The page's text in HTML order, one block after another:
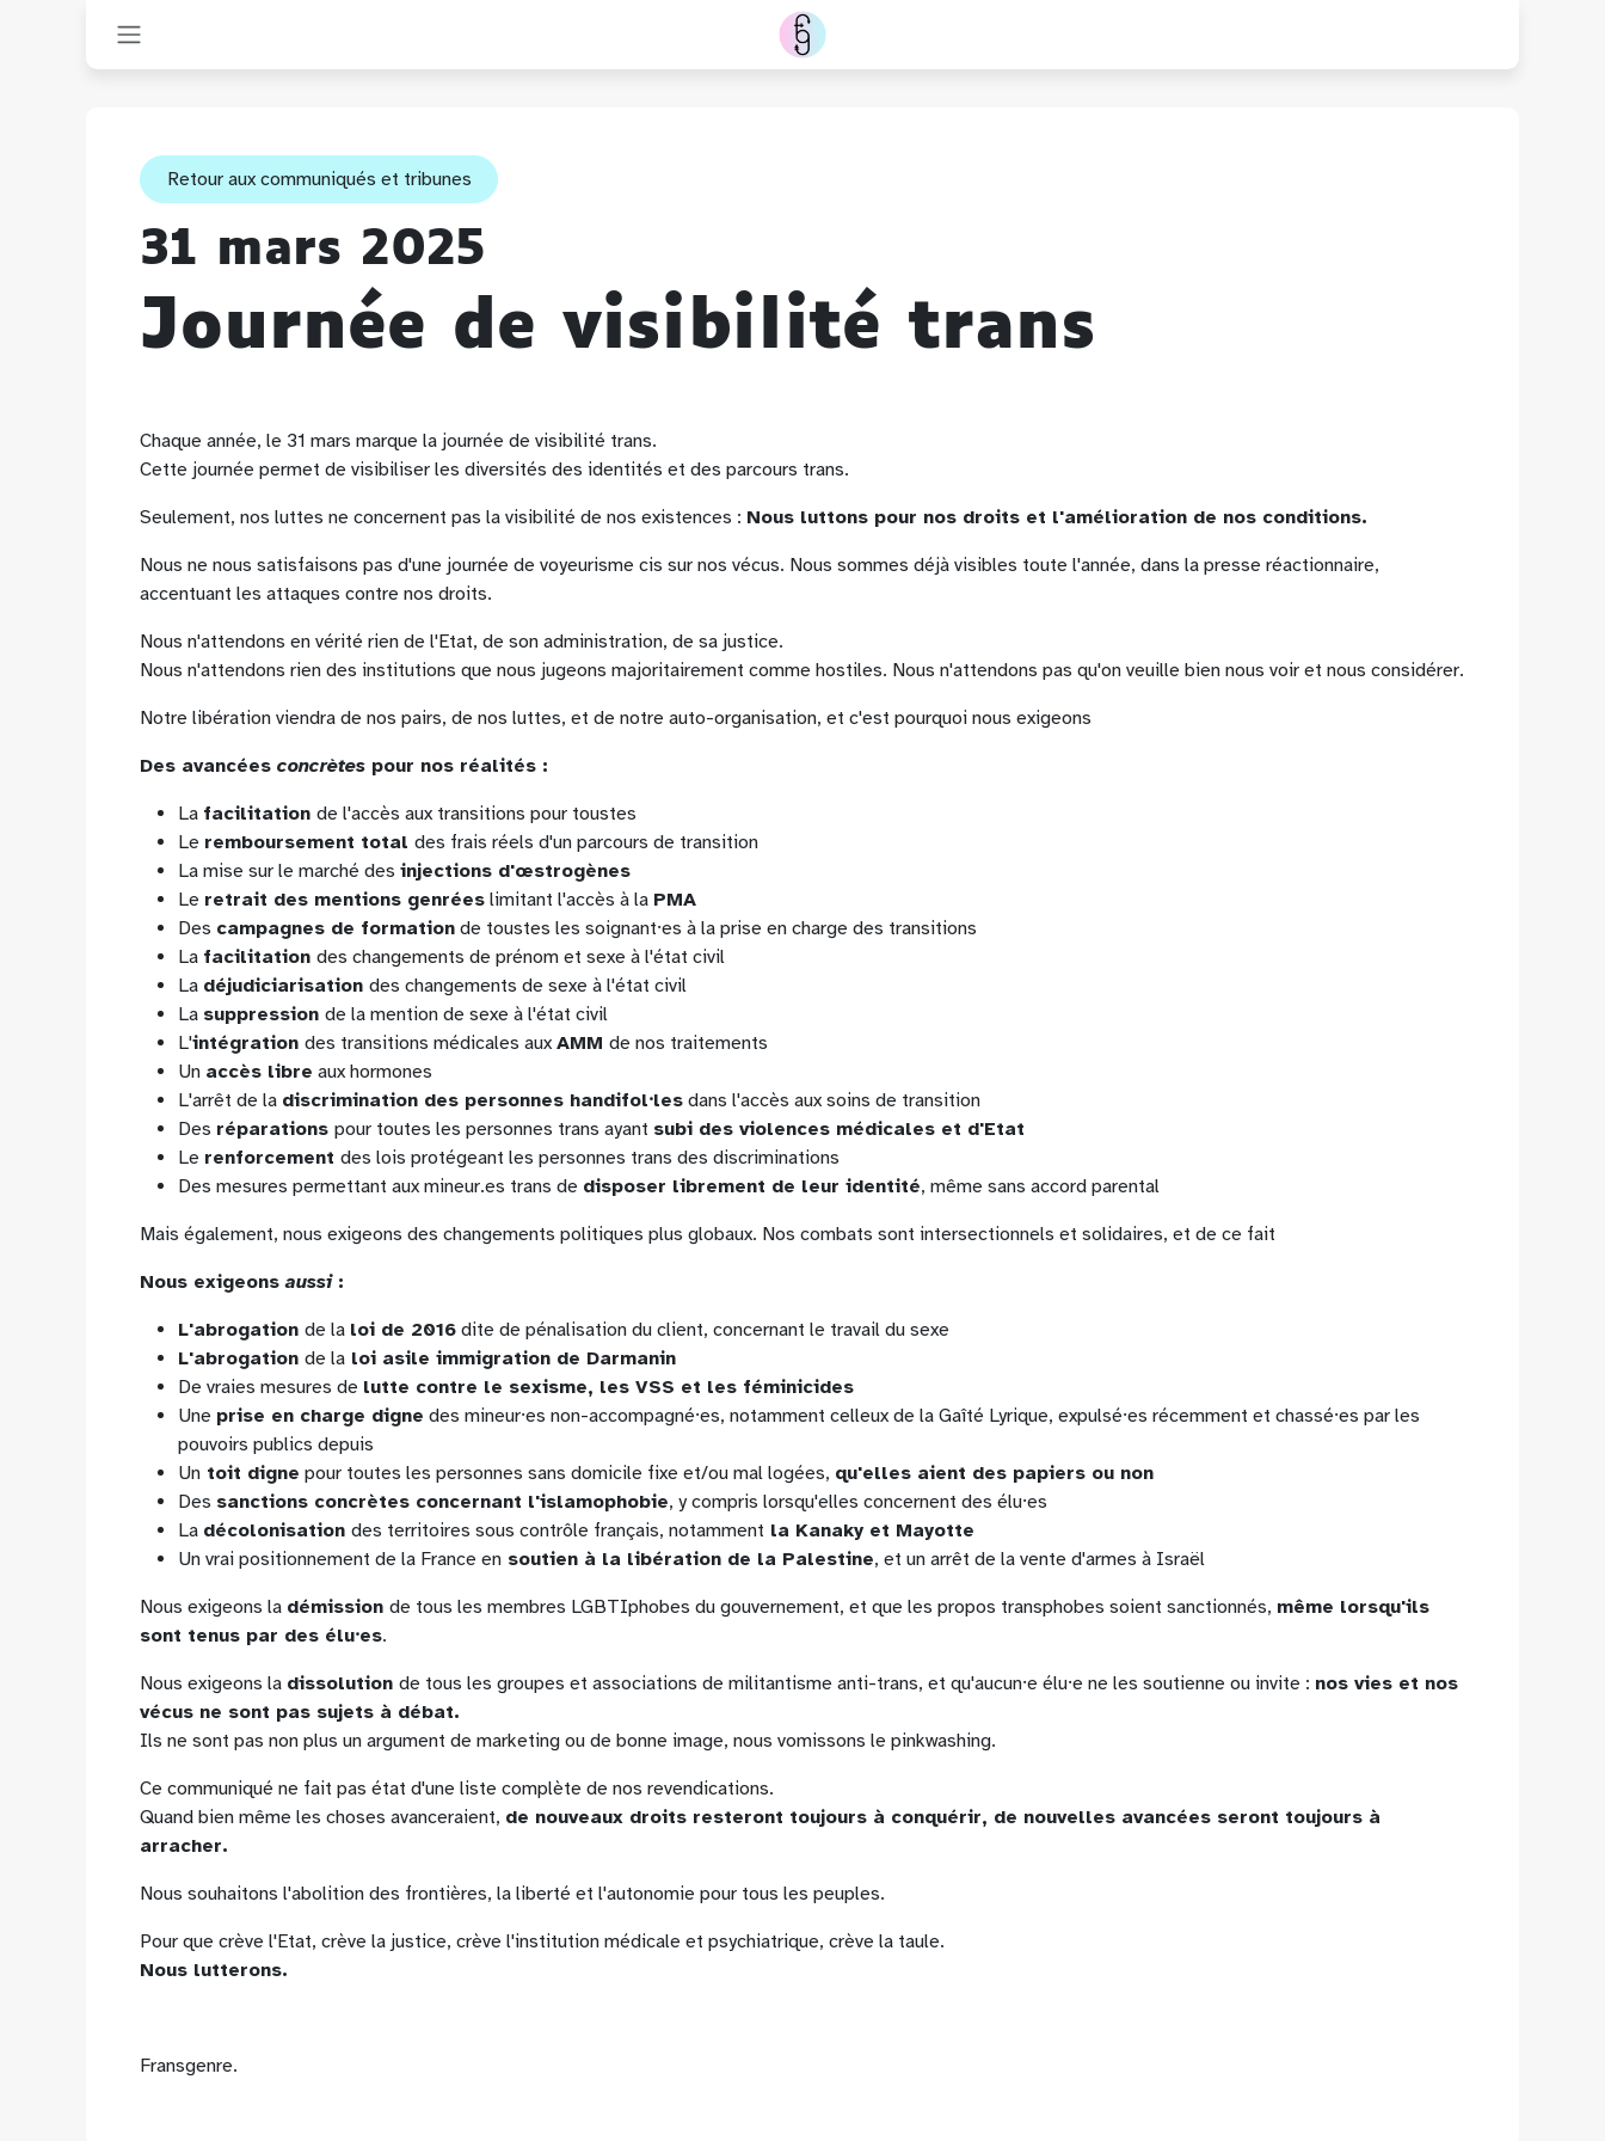
Retour aux communiqués et tribunes
31 mars 2025
Journée de visibilité trans
Chaque année, le 31 mars marque la journée de visibilité trans.
Cette journée permet de visibiliser les diversités des identités et des parcours trans.
Seulement, nos luttes ne concernent pas la visibilité de nos existences : Nous luttons pour nos droits et l'amélioration de nos conditions.
Nous ne nous satisfaisons pas d'une journée de voyeurisme cis sur nos vécus. Nous sommes déjà visibles toute l'année, dans la presse réactionnaire,
accentuant les attaques contre nos droits.
Nous n'attendons en vérité rien de l'Etat, de son administration, de sa justice.
Nous n'attendons rien des institutions que nous jugeons majoritairement comme hostiles. Nous n'attendons pas qu'on veuille bien nous voir et nous considérer.
Notre libération viendra de nos pairs, de nos luttes, et de notre auto-organisation, et c'est pourquoi nous exigeons
Des avancées concrètes pour nos réalités :
La facilitation de l'accès aux transitions pour toustes
Le remboursement total des frais réels d'un parcours de transition
La mise sur le marché des injections d'œstrogènes
Le retrait des mentions genrées limitant l'accès à la PMA
Des campagnes de formation de toustes les soignant⸱es à la prise en charge des transitions
La facilitation des changements de prénom et sexe à l'état civil
La déjudiciarisation des changements de sexe à l'état civil
La suppression de la mention de sexe à l'état civil
L'intégration des transitions médicales aux AMM de nos traitements
Un accès libre aux hormones
L'arrêt de la discrimination des personnes handifol⸱les dans l'accès aux soins de transition
Des réparations pour toutes les personnes trans ayant subi des violences médicales et d'Etat
Le renforcement des lois protégeant les personnes trans des discriminations
Des mesures permettant aux mineur.es trans de disposer librement de leur identité, même sans accord parental
Mais également, nous exigeons des changements politiques plus globaux. Nos combats sont intersectionnels et solidaires, et de ce fait
Nous exigeonsaussi:
L'abrogation de la loi de 2016 dite de pénalisation du client, concernant le travail du sexe
L'abrogation de la loi asile immigration de Darmanin
De vraies mesures de lutte contre le sexisme, les VSS et les féminicides
Une prise en charge digne des mineur⸱es non-accompagné⸱es, notamment celleux de la Gaîté Lyrique, expulsé⸱es récemment et chassé⸱es par les
pouvoirs publics depuis
Un toit digne pour toutes les personnes sans domicile fixe et/ou mal logées, qu'elles aient des papiers ou non
Des sanctions concrètes concernant l'islamophobie, y compris lorsqu'elles concernent des élu⸱es
La décolonisation des territoires sous contrôle français, notamment la Kanaky et Mayotte
Un vrai positionnement de la France en soutien à la libération de la Palestine, et un arrêt de la vente d'armes à Israël
Nous exigeons la démission de tous les membres LGBTIphobes du gouvernement, et que les propos transphobes soient sanctionnés, même lorsqu'ils
sont tenus par des élu⸱es.
Nous exigeons la dissolution de tous les groupes et associations de militantisme anti-trans, et qu'aucun⸱e élu⸱e ne les soutienne ou invite : nos vies et nos
vécus ne sont pas sujets à débat.
Ils ne sont pas non plus un argument de marketing ou de bonne image, nous vomissons le pinkwashing.
Ce communiqué ne fait pas état d'une liste complète de nos revendications.
Quand bien même les choses avanceraient, de nouveaux droits resteront toujours à conquérir, de nouvelles avancées seront toujours à
arracher.
Nous souhaitons l'abolition des frontières, la liberté et l'autonomie pour tous les peuples.
Pour que crève l'Etat, crève la justice, crève l'institution médicale et psychiatrique, crève la taule.
Nous lutterons.
Fransgenre.